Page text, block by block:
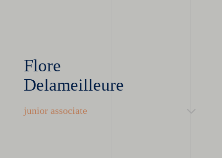
Flore
Delameilleure
junior associate